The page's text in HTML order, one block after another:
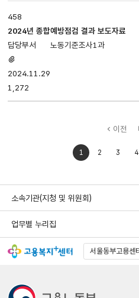
458
2024년 종합예방점검 결과 보도자료
노동기준조사1과
있음
2024.11.29
1,272
이전
처음으로
1 2 3 4
소속기관(지청 및 위원회)
업무별 누리집
서울동부고용센